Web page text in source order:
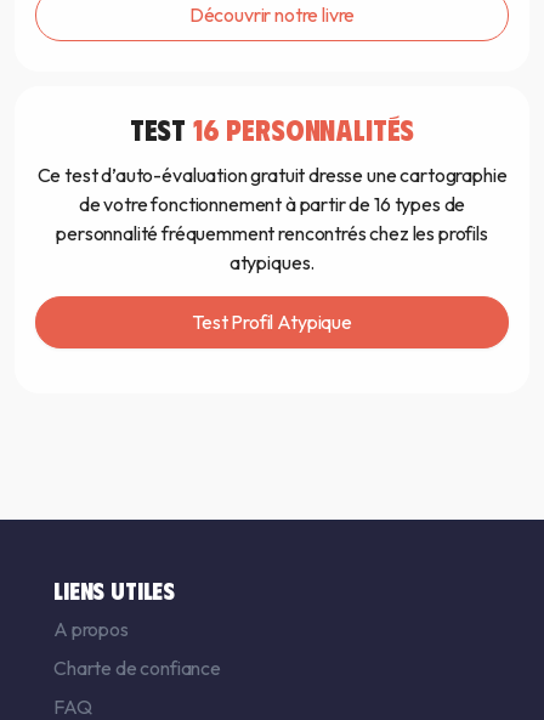
Découvrir notre livre
TEST 16 PERSONNALITÉS
Ce test d’auto-évaluation gratuit dresse une cartographie
de votre fonctionnement à partir de 16 types de
personnalité fréquemment rencontrés chez les profils
atypiques.
Test Profil Atypique
LIENS UTILES
A propos
Charte de confiance
FAQ